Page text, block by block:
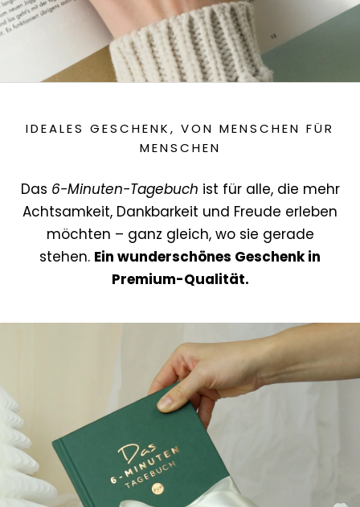
IDEALES GESCHENK, VON MENSCHEN FÜR
MENSCHEN
Das 6-Minuten-Tagebuch ist für alle, die mehr
Achtsamkeit, Dankbarkeit und Freude erleben
möchten – ganz gleich, wo sie gerade
stehen. Ein wunderschönes Geschenk in
Premium-Qualität.